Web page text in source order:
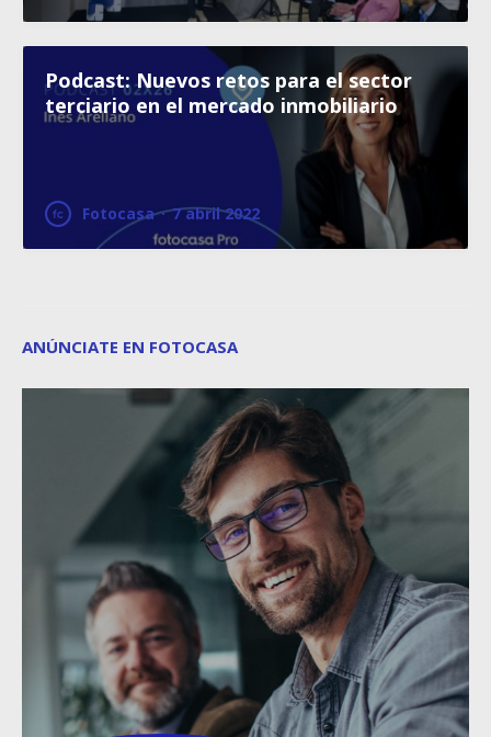
Podcast: Nuevos retos para el sector
terciario en el mercado inmobiliario
Fotocasa · 7 abril 2022
ANÚNCIATE EN FOTOCASA